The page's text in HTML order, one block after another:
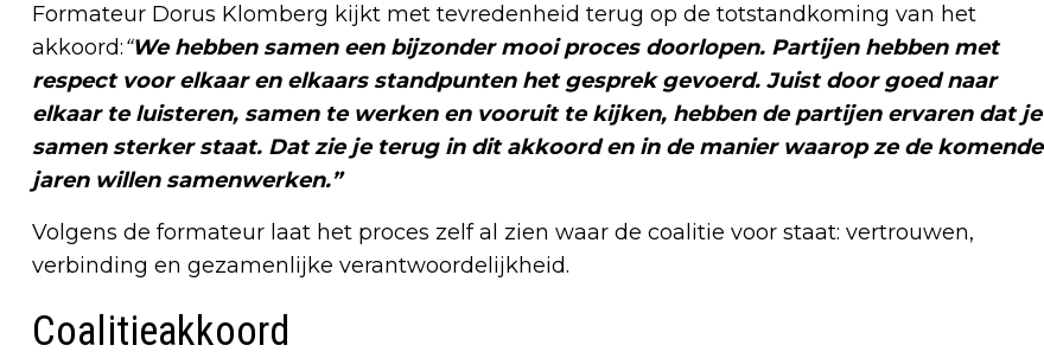
Formateur Dorus Klomberg kijkt met tevredenheid terug op de totstandkoming van het
akkoord:“We hebben samen een bijzonder mooi proces doorlopen. Partijen hebben met
respect voor elkaar en elkaars standpunten het gesprek gevoerd. Juist door goed naar
elkaar te luisteren, samen te werken en vooruit te kijken, hebben de partijen ervaren dat je
samen sterker staat. Dat zie je terug in dit akkoord en in de manier waarop ze de komende
jaren willen samenwerken.”
Volgens de formateur laat het proces zelf al zien waar de coalitie voor staat: vertrouwen,
verbinding en gezamenlijke verantwoordelijkheid.
Coalitieakkoord